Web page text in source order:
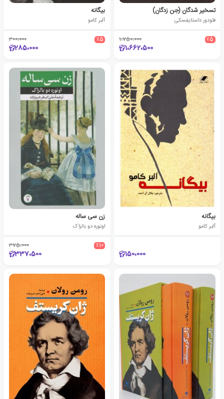
تسخیر شدگان (جن زدگان)
فئودور داستایفسکی
٪5 1،750،000
1،662،500
بیگانه
آلبر کامو
٪5 300،000
285،000
بیگانه
آلبر کامو
150،000
زن سی ساله
اونوره دو بالزاک
٪10 375،000
337،500